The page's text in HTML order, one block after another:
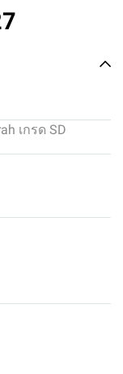
เกรด SD